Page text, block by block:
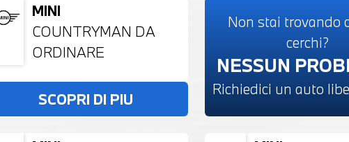
MINI
COUNTRYMAN DA
ORDINARE
SCOPRI DI PIU
Non stai trovando
cerchi?
NESSUN
Richiedici un auto